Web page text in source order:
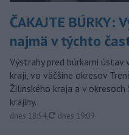
ČAKAJTE
najmä v týchto
Výstrahy pred búrkami
kraji, vo väčšine okresov
Žilinského kraja a v okresoch
krajiny.
dnes 18:54, aktualizované
dnes 19:09